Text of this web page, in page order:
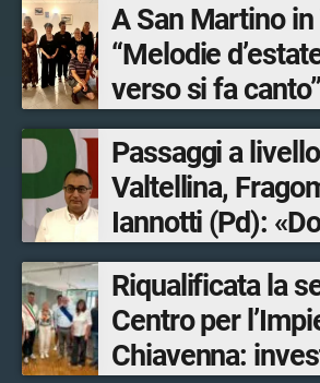
A San Martino
“Melodie
verso si fa canto”
Passaggi a
Valtellina,
Iannotti (Pd):
Olimpiadi solo
opere
ultimato entro il
Riqualificata la
Centro per
Chiavenna: